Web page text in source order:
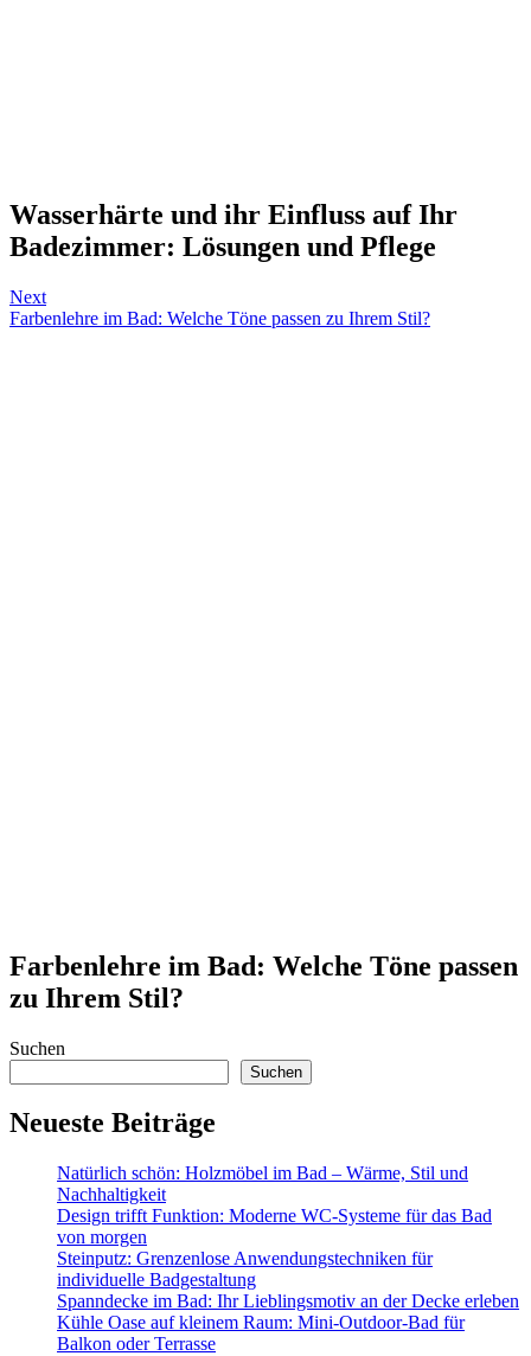
Wasserhärte und ihr Einfluss auf Ihr
Badezimmer: Lösungen und Pflege
Next
Farbenlehre im Bad: Welche Töne passen zu Ihrem Stil?
Farbenlehre im Bad: Welche Töne passen
zu Ihrem Stil?
Suchen
Suchen
Neueste Beiträge
Natürlich schön: Holzmöbel im Bad – Wärme, Stil und
Nachhaltigkeit
Design trifft Funktion: Moderne WC-Systeme für das Bad
von morgen
Steinputz: Grenzenlose Anwendungstechniken für
individuelle Badgestaltung
Spanndecke im Bad: Ihr Lieblingsmotiv an der Decke erleben
Kühle Oase auf kleinem Raum: Mini-Outdoor-Bad für
Balkon oder Terrasse